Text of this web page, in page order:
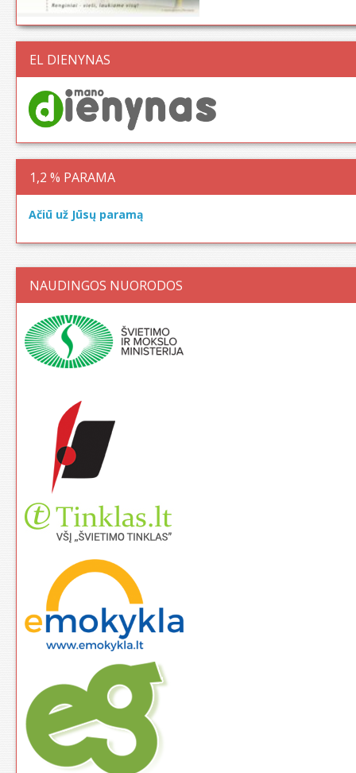
EL DIENYNAS
1,2 % PARAMA
Ačiū už Jūsų paramą
NAUDINGOS NUORODOS